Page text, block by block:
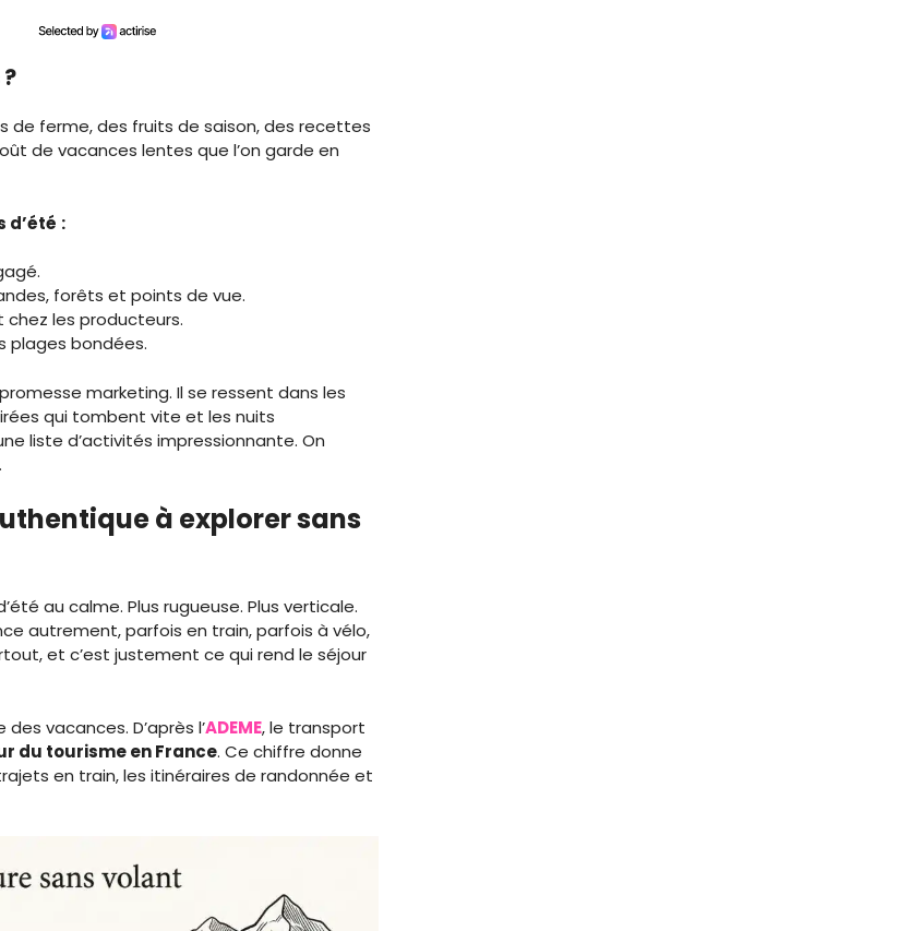
de ferme, des fruits de saison, des recettes
de vacances lentes que l’on garde en
d’été :
forêts et points de vue.
les producteurs.
plages bondées.
marketing. Il se ressent dans les
qui tombent vite et les nuits
liste d’activités impressionnante. On
à explorer sans
au calme. Plus rugueuse. Plus verticale.
autrement, parfois en train, parfois à vélo,
et c’est justement ce qui rend le séjour
vacances. D’après l’ADEME, le transport
du tourisme en France. Ce chiffre donne
en train, les itinéraires de randonnée et